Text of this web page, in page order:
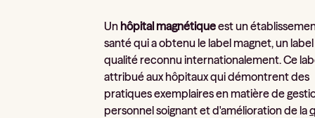
Un hôpital magnétiqueest un
santé qui a obtenu le label magnet, un
qualité reconnu internationalement. Ce
attribué aux hôpitaux qui démontrent des
pratiques exemplaires en matière de
personnel soignant et d'amélioration de la